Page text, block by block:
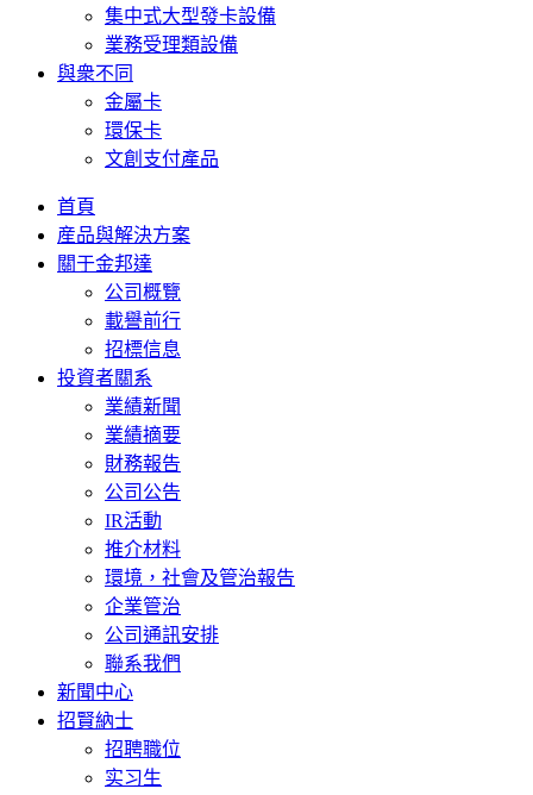
集中式大型發卡設備
業務受理類設備
與衆不同
金屬卡
環保卡
文創支付產品
首頁
産品與解決方案
關于金邦達
公司概覽
載譽前行
招標信息
投資者關系
業績新聞
業績摘要
財務報告
公司公告
IR活動
推介材料
環境，社會及管治報告
企業管治
公司通訊安排
聯系我們
新聞中心
招賢納士
招聘職位
实习生